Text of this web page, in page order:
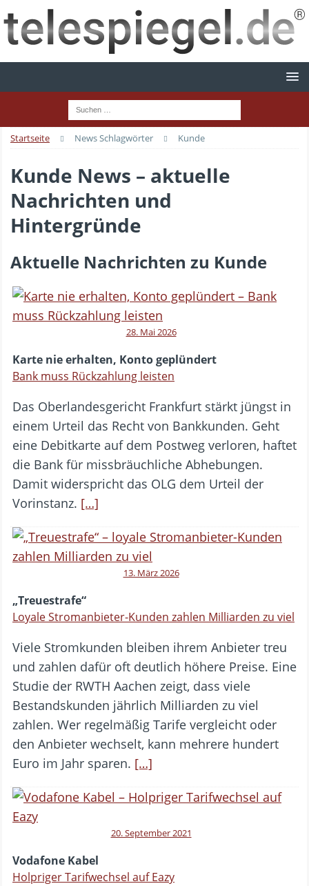
Startseite News Schlagwörter Kunde
Kunde News – aktuelle
Nachrichten und
Hintergründe
Aktuelle Nachrichten zu Kunde
28. Mai 2026
Karte nie erhalten, Konto geplündert
Bank muss Rückzahlung leisten
Das Oberlandesgericht Frankfurt stärkt jüngst in
einem Urteil das Recht von Bankkunden. Geht
eine Debitkarte auf dem Postweg verloren, haftet
die Bank für missbräuchliche Abhebungen.
Damit widerspricht das OLG dem Urteil der
Vorinstanz. […]
13. März 2026
„Treuestrafe“
Loyale Stromanbieter-Kunden zahlen Milliarden zu viel
Viele Stromkunden bleiben ihrem Anbieter treu
und zahlen dafür oft deutlich höhere Preise. Eine
Studie der RWTH Aachen zeigt, dass viele
Bestandskunden jährlich Milliarden zu viel
zahlen. Wer regelmäßig Tarife vergleicht oder
den Anbieter wechselt, kann mehrere hundert
Euro im Jahr sparen. […]
20. September 2021
Vodafone Kabel
Holpriger Tarifwechsel auf Eazy